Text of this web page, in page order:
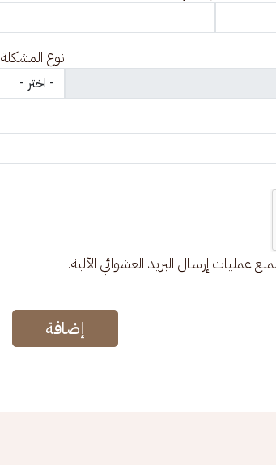
نوع المشكلة
عمليات إرسال البريد العشوائي الآلية.
إضافة